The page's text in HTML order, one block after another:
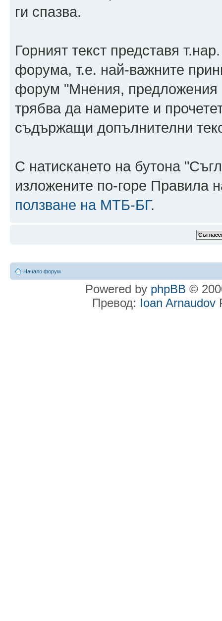
ги спазва.
Горният текст представя
форума, т.е. най-важните
форум "Мнения, предложения
трябва да намерите и
съдържащи допълнителни
С натискането на бутона
изложените по-горе Правила
ползване на МТБ-БГ.
Начало форум
Powered by phpBB ©
Превод: Ioan Arnaudov